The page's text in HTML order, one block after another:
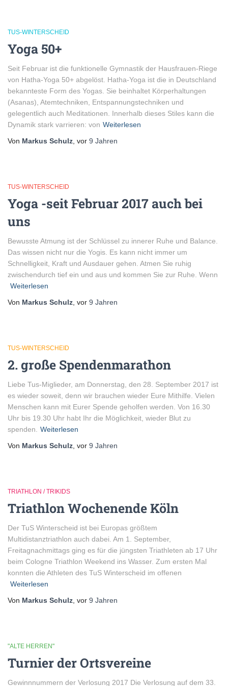
TUS-WINTERSCHEID
Yoga 50+
Seit Februar ist die funktionelle Gymnastik der Hausfrauen-Riege
von Hatha-Yoga 50+ abgelöst. Hatha-Yoga ist die in Deutschland
bekannteste Form des Yogas. Sie beinhaltet Körperhaltungen
(Asanas), Atemtechniken, Entspannungstechniken und
gelegentlich auch Meditationen. Innerhalb dieses Stiles kann die
Dynamik stark varrieren: von Weiterlesen
Von Markus Schulz , vor 9 Jahren
TUS-WINTERSCHEID
Yoga -seit Februar 2017 auch bei
uns
Bewusste Atmung ist der Schlüssel zu innerer Ruhe und Balance.
Das wissen nicht nur die Yogis. Es kann nicht immer um
Schnelligkeit, Kraft und Ausdauer gehen. Atmen Sie ruhig
zwischendurch tief ein und aus und kommen Sie zur Ruhe. Wenn
Weiterlesen
Von Markus Schulz , vor 9 Jahren
TUS-WINTERSCHEID
2. große Spendenmarathon
Liebe Tus-Miglieder, am Donnerstag, den 28. September 2017 ist
es wieder soweit, denn wir brauchen wieder Eure Mithilfe. Vielen
Menschen kann mit Eurer Spende geholfen werden. Von 16.30
Uhr bis 19.30 Uhr habt Ihr die Möglichkeit, wieder Blut zu
spenden.
Weiterlesen
Von Markus Schulz , vor 9 Jahren
TRIATHLON / TRIKIDS
Triathlon Wochenende Köln
Der TuS Winterscheid ist bei Europas größtem
Multidistanztriathlon auch dabei. Am 1. September,
Freitagnachmittags ging es für die jüngsten Triathleten ab 17 Uhr
beim Cologne Triathlon Weekend ins Wasser. Zum ersten Mal
konnten die Athleten des TuS Winterscheid im offenen
Weiterlesen
Von Markus Schulz , vor 9 Jahren
"ALTE HERREN"
Turnier der Ortsvereine
Gewinnnummern der Verlosung 2017 Die Verlosung auf dem 33.